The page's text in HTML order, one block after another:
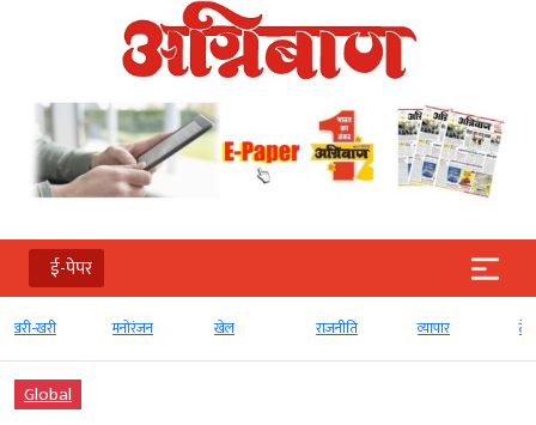
ई-पेपर
मनोरंजन खेल राजनीति व्‍यापार टेक्‍नोलॉजी
Global